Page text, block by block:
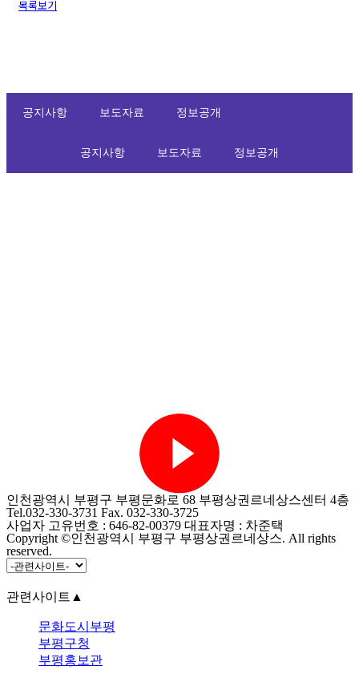
목록보기
공지사항 보도자료 정보공개
공지사항 보도자료 정보공개
인천광역시 부평구 부평문화로 68 부평상권르네상스센터 4층
Tel.032-330-3731 Fax. 032-330-3725
사업자 고유번호 : 646-82-00379 대표자명 : 차준택
Copyright ©인천광역시 부평구 부평상권르네상스. All rights
reserved.
관련사이트 ▲
문화도시부평
부평구청
부평홍보관